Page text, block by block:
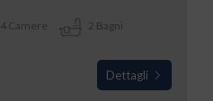
4 Camere 2 Bagni
Dettagli